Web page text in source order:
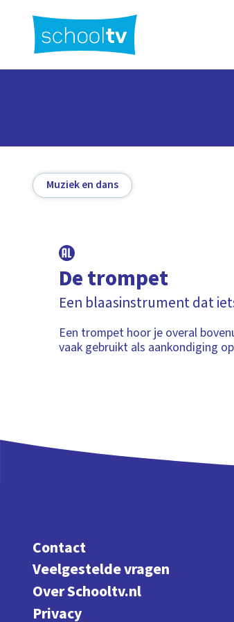
hoofdinhoud
Muziek en dans
De trompet
Een blaasinstrument dat
Een trompet hoor je overal
vaak gebruikt als aankondiging
Contact
Veelgestelde vragen
Over Schooltv.nl
Privacy